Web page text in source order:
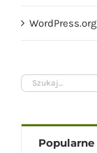
WordPress.org
Szukaj
Popularne